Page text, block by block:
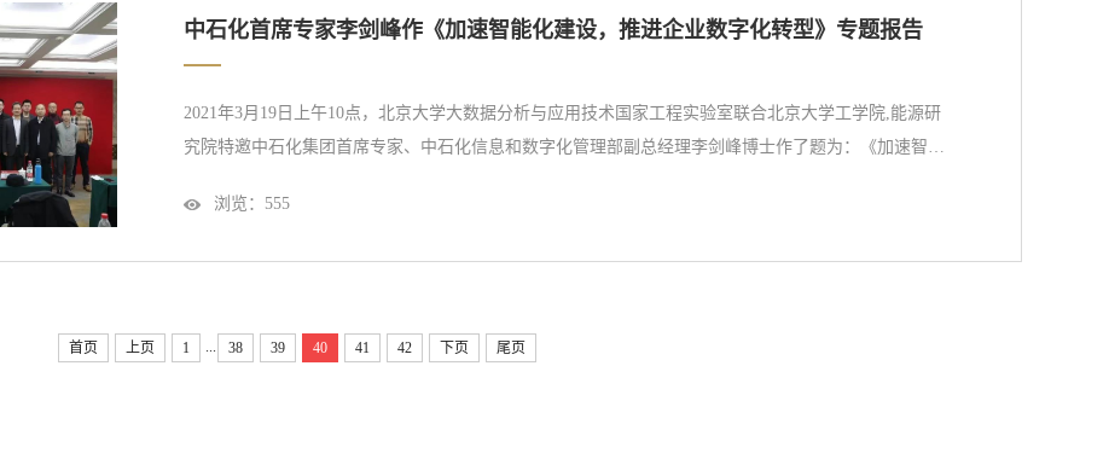
中石化首席专家李剑峰作《加速智能化建设，推进企业数字化转型》专题报告
2021年3月19日上午10点，北京大学大数据分析与应用技术国家工程实验室联合北京大学工学院,能源研
究院特邀中石化集团首席专家、中石化信息和数字化管理部副总经理李剑峰博士作了题为：《加速智能
腾讯会议同步举行。李剑峰博士作特邀报告北京大学副校长、中国科学院院士张平文教授，北京大学能
浏览： 555
首页 上页 1 ... 38 39 40 41 42 下页 尾页